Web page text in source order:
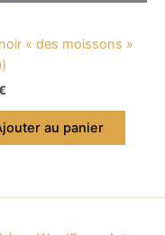
« des moissons »
au panier